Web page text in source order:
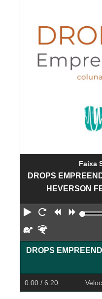
Faixa
DROPS
HEVERSON
Reproduzir
Reiniciar
Devagar
0:00 / 6:20